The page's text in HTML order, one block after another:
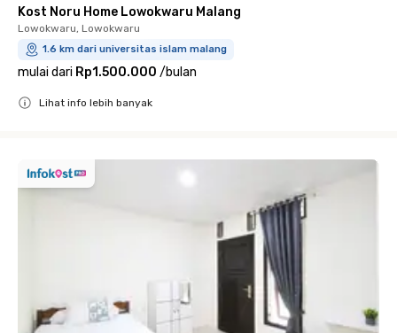
Kost Noru Home Lowokwaru Malang
Lowokwaru, Lowokwaru
1.6 km dari universitas islam malang
mulai dari Rp1.500.000 /bulan
Lihat info lebih banyak